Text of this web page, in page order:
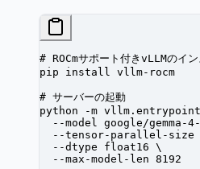
# ROCmサポート付きvLLMのイ
pip install vllm-rocm
# サーバーの起動
python -m
  --model
google/gemma-
  --tensor-parallel-size
  --dtype
float16 \
  --max-model-len
8192